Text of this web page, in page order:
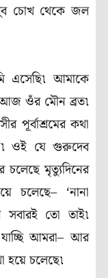
চোখ থেকে জল
এসেছি৷ আমাকে
আজ ওঁর মৌন ব্রত৷
পূর্বাশ্রমের কথা
ওই যে গুরুদেব
চলেছে মৃত্যুদিনের
চলেছে– ‘নানা
সবারই তো তাই৷
আমরা– আর
হয়ে চলেছে৷